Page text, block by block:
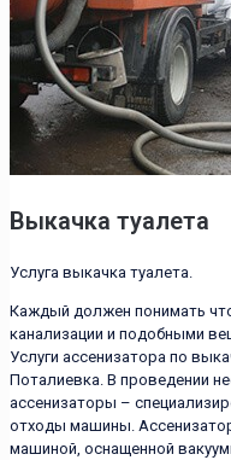
Выкачка туалета
Услуга выкачка туалета.
Каждый должен понимать
канализации и подобными
Услуги ассенизатора по
Поталиевка. В проведении
ассенизаторы –
отходы машины.
машиной, оснащенной